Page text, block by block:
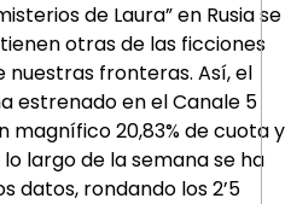
de Laura” en Rusia se
otras de las ficciones
nuestras fronteras. Así, el
estrenado en el Canale 5
magnífico 20,83% de cuota y
largo de la semana se ha
datos, rondando los 2’5